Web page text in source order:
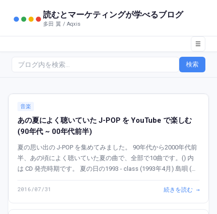
読むとマーケティングが学べるブログ
多田 翼 / Aqxis
☰
検索
音楽
あの夏によく聴いていた J-POP を YouTube で楽しむ
(90年代 ~ 00年代前半)
夏の思い出の J-POP を集めてみました。 90年代から2000年代前
半、あの頃によく聴いていた夏の曲で、全部で10曲です。() 内
は CD 発売時期です。 夏の日の1993 - class (1993年4月) 島唄 (オ
2016/07/31
続きを読む →